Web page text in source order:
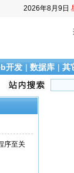
2026年8月9日
开发 | 数据库 | 其
序至关